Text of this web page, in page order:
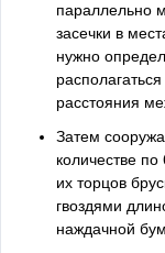
параллельно
засечки в
нужно
расстояния
Затем
количестве
их торцов
гвоздями
наждачной